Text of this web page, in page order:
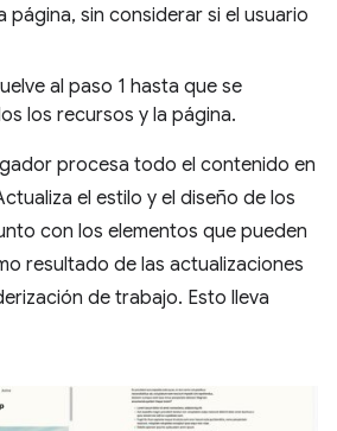
página, sin considerar si el usuario
al paso 1 hasta que se
los recursos y la página.
procesa todo el contenido en
el estilo y el diseño de los
con los elementos que pueden
resultado de las actualizaciones
de trabajo. Esto lleva